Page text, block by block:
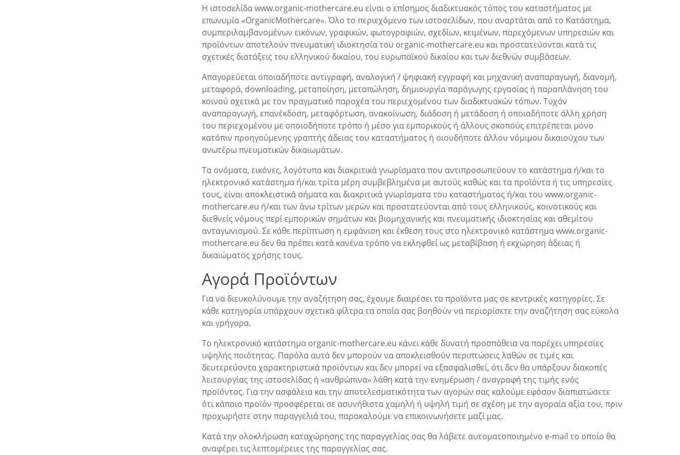
Η ιστοσελίδα www.organic-mothercare.eu είναι ο επίσημος διαδικτυακός τόπος του καταστήματος με
επωνυμία «OrganicMothercare». Όλο το περιεχόμενο των ιστοσελίδων, που αναρτάται από το Κατάστημα,
συμπεριλαμβανομένων εικόνων, γραφικών, φωτογραφιών, σχεδίων, κειμένων, παρεχόμενων υπηρεσιών και
προϊόντων αποτελούν πνευματική ιδιοκτησία του organic-mothercare.eu και προστατεύονται κατά τις
σχετικές διατάξεις του ελληνικού δικαίου, του ευρωπαϊκού δικαίου και των διεθνών συμβάσεων.
Απαγορεύεται οποιαδήποτε αντιγραφή, αναλογική / ψηφιακή εγγραφή και μηχανική αναπαραγωγή, διανομή,
μεταφορά, downloading, μεταποίηση, μεταπώληση, δημιουργία παράγωγης εργασίας ή παραπλάνηση του
κοινού σχετικά με τον πραγματικό παροχέα του περιεχομένου των διαδικτυακών τόπων. Τυχόν
αναπαραγωγή, επανέκδοση, μεταφόρτωση, ανακοίνωση, διάδοση ή μετάδοση ή οποιαδήποτε άλλη χρήση
του περιεχομένου με οποιοδήποτε τρόπο ή μέσο για εμπορικούς ή άλλους σκοπούς επιτρέπεται μόνο
κατόπιν προηγούμενης γραπτής άδειας του καταστήματος ή οιουδήποτε άλλου νόμιμου δικαιούχου των
ανωτέρω πνευματικών δικαιωμάτων.
Τα ονόματα, εικόνες, λογότυπα και διακριτικά γνωρίσματα που αντιπροσωπεύουν το κατάστημα ή/και το
ηλεκτρονικό κατάστημα ή/και τρίτα μέρη συμβεβλημένα με αυτούς καθώς και τα προϊόντα ή τις υπηρεσίες
τους, είναι αποκλειστικά σήματα και διακριτικά γνωρίσματα του καταστήματος ή/και του www.organic-
mothercare.eu ή/και των άνω τρίτων μερών και προστατεύονται από τους ελληνικούς, κοινοτικούς και
διεθνείς νόμους περί εμπορικών σημάτων και βιομηχανικής και πνευματικής ιδιοκτησίας και αθεμίτου
ανταγωνισμού. Σε κάθε περίπτωση η εμφάνιση και έκθεση τους στο ηλεκτρονικό κατάστημα www.organic-
mothercare.eu δεν θα πρέπει κατά κανένα τρόπο να εκληφθεί ως μεταβίβαση ή εκχώρηση άδειας ή
δικαιώματος χρήσης τους.
Αγορά Προϊόντων
Για να διευκολύνουμε την αναζήτηση σας, έχουμε διαιρέσει τα προϊόντα μας σε κεντρικές κατηγορίες. Σε
κάθε κατηγορία υπάρχουν σχετικά φίλτρα τα οποία σας βοηθούν να περιορίσετε την αναζήτηση σας εύκολα
και γρήγορα.
Το ηλεκτρονικό κατάστημα organic-mothercare.eu κάνει κάθε δυνατή προσπάθεια να παρέχει υπηρεσίες
υψηλής ποιότητας. Παρόλα αυτά δεν μπορούν να αποκλεισθούν περιπτώσεις λαθών σε τιμές και
δευτερεύοντα χαρακτηριστικά προϊόντων και δεν μπορεί να εξασφαλισθεί, ότι δεν θα υπάρξουν διακοπές
λειτουργίας της ιστοσελίδας ή «ανθρώπινα» λάθη κατά την ενημέρωση / αναγραφή της τιμής ενός
προϊόντος. Για την ασφάλεια και την αποτελεσματικότητα των αγορών σας καλούμε εφόσον διαπιστώσετε
ότι κάποιο προϊόν προσφέρεται σε ασυνήθιστα χαμηλή ή υψηλή τιμή σε σχέση με την αγοραία αξία του, πριν
προχωρήστε στην παραγγελιά του, παρακαλούμε να επικοινωνήσετε μαζί μας.
Κατά την ολοκλήρωση καταχώρησης της παραγγελίας σας θα λάβετε αυτοματοποιημένο e-mail το οποίο θα
αναφέρει τις λεπτομέρειες της παραγγελίας σας.